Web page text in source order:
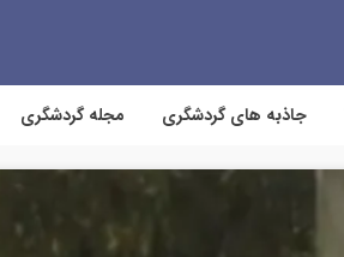
جاذبه های گردشگری مجله گردشگری